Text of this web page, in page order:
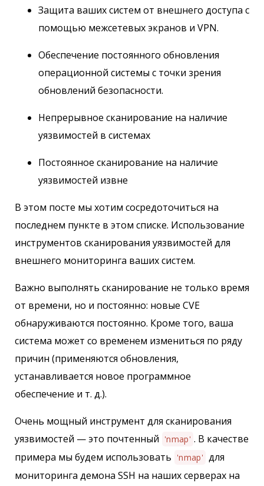
Защита ваших систем от внешнего доступа с
помощью межсетевых экранов и VPN.
Обеспечение постоянного обновления
операционной системы с точки зрения
обновлений безопасности.
Непрерывное сканирование на наличие
уязвимостей в системах
Постоянное сканирование на наличие
уязвимостей извне
В этом посте мы хотим сосредоточиться на
последнем пункте в этом списке. Использование
инструментов сканирования уязвимостей для
внешнего мониторинга ваших систем.
Важно выполнять сканирование не только время
от времени, но и постоянно: новые CVE
обнаруживаются постоянно. Кроме того, ваша
система может со временем измениться по ряду
причин (применяются обновления,
устанавливается новое программное
обеспечение и т. д.).
Очень мощный инструмент для сканирования
уязвимостей — это почтенный 'nmap' . В качестве
примера мы будем использовать 'nmap' для
мониторинга демона SSH на наших серверах на